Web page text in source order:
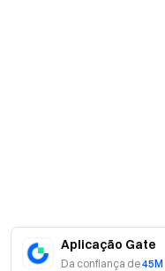
Aplicação Gate
Da confiança de45M